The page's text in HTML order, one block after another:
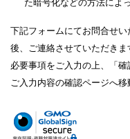
た暗号化などの方法によ
下記フォームにてお問合せ
後、ご連絡させていただきま
必要事項をご入力の上、「確
ご入力内容の確認ページへ移